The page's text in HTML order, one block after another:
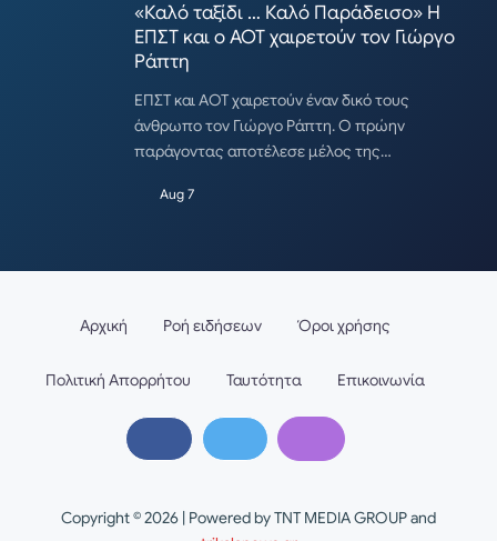
«Καλό ταξίδι … Καλό Παράδεισο» Η
ΕΠΣΤ και ο ΑΟΤ χαιρετούν τον Γιώργο
Ράπτη
ΕΠΣΤ και ΑΟΤ χαιρετούν έναν δικό τους
άνθρωπο τον Γιώργο Ράπτη. Ο πρώην
παράγοντας αποτέλεσε μέλος της…
Aug 7
Copyright © 2026 | Powered by TNT MEDIA GROUP and
Αρχική Ροή ειδήσεων Όροι χρήσης
Πολιτική Απορρήτου Ταυτότητα Επικοινωνία